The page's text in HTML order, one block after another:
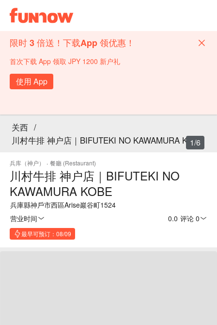
限时 3 倍送！下载App 领优惠！
首次下载 App 领取 JPY 1200 新户礼
使用 App
关西 /
川村牛排 神户店｜BIFUTEKI NO KAWAMURA KOBE
兵库（神户） · 餐廳 (Restaurant)
川村牛排 神户店｜BIFUTEKI NO
KAWAMURA KOBE
兵庫縣神戶市西區Arise巖谷町1524
营业时间
0.0 评论 0
最早可预订：08/09
1/6